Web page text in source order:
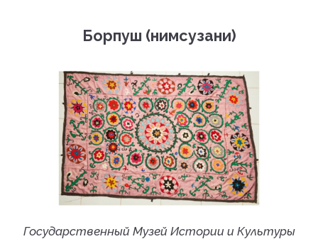
Борпуш (нимсузани)
Государственный Музей Истории и Культуры